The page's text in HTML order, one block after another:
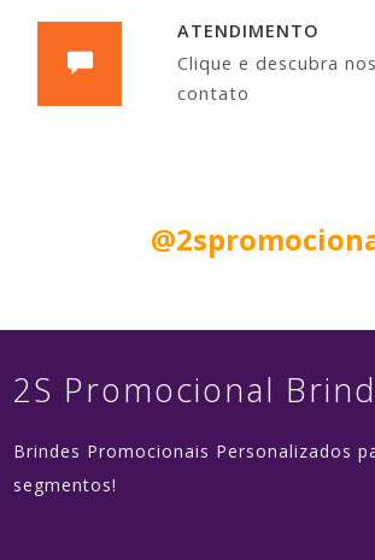
ATENDIMENTO
Clique e descubra
contato
2S Promocional
Brindes Promocionais Personalizados
segmentos!